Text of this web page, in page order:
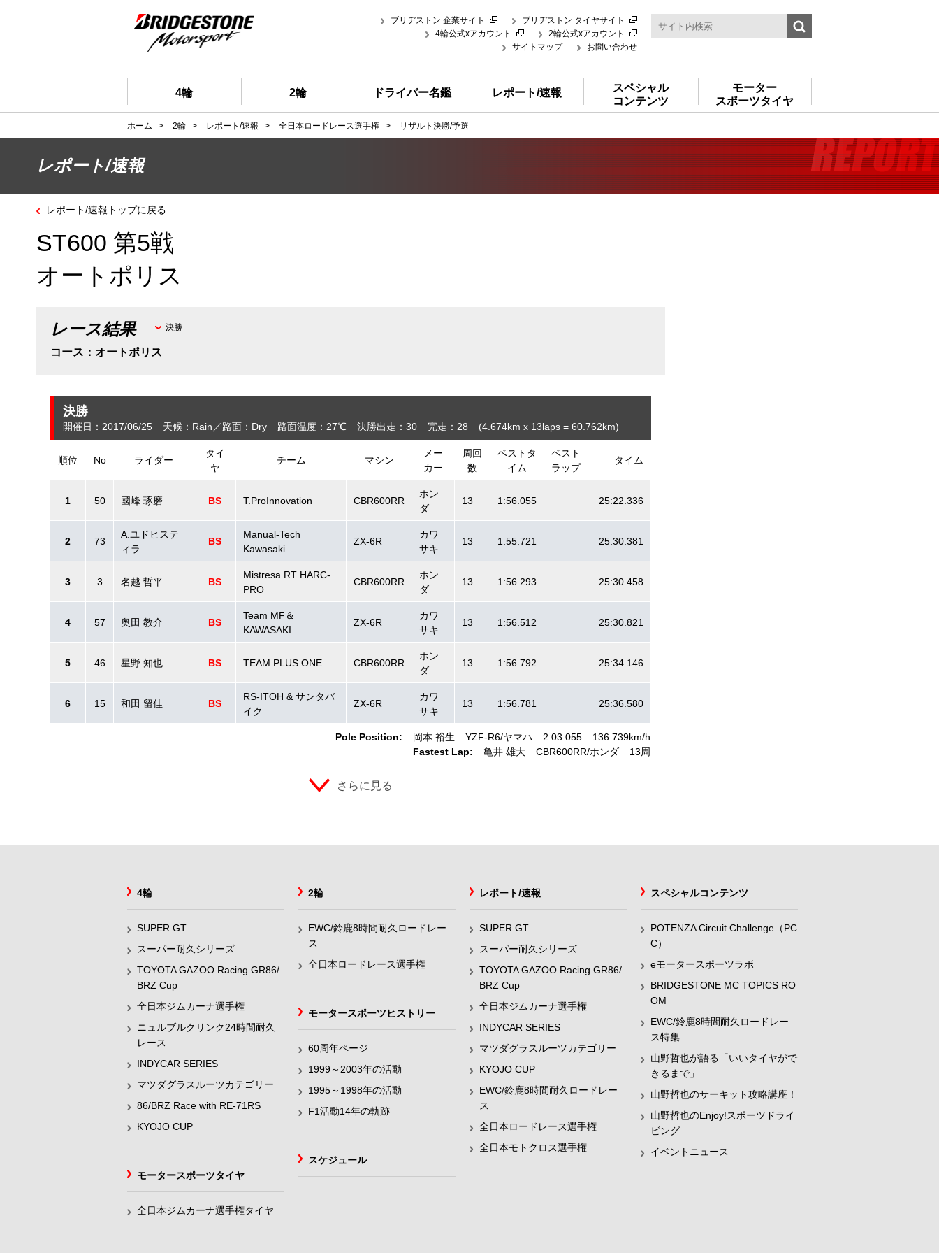
ブリヂストン 企業サイト
ブリヂストン タイヤサイト
4輪公式xアカウント
2輪公式xアカウント
サイトマップ
お問い合わせ
4輪 2輪 ドライバー名鑑 レポート/速報
スペシャル
コンテンツ
モーター
スポーツタイヤ
ホーム > 2輪 > レポート/速報 > 全日本ロードレース選手権 > リザルト決勝/予選
レポート/速報
レポート/速報トップに戻る
ST600 第5戦
オートポリス
レース結果
コース：オートポリス
決勝
決勝
開催日：2017/06/25 天候：Rain 路面：Dry 路面温度：27℃ 決勝出走：30 完走：28 (4.674km x 13laps = 60.762km)
順位 No ライダー
タイ
ヤ
チーム マシン
メー
カー
周回
数
ベストタ
イム
ベスト
ラップ
タイム
Pole Position: 岡本 裕生 YZF-R6 ヤマハ 2:03.055
136.739km/h
Fastest Lap:
亀井 雄大 CBR600RR ホンダ 13周
1 50 國峰 琢磨 BS T.ProInnovation CBR600RR
ホン
ダ
13 1:56.055 25:22.336
2 73
A.ユドヒステ
ィラ
BS
Manual-Tech
Kawasaki
ZX-6R
カワ
サキ
13 1:55.721 25:30.381
3 3 名越 哲平 BS
Mistresa RT HARC-
PRO
CBR600RR
ホン
ダ
13 1:56.293 25:30.458
4 57 奥田 教介 BS
Team MF＆
KAWASAKI
ZX-6R
カワ
サキ
13 1:56.512 25:30.821
5 46 星野 知也 BS TEAM PLUS ONE CBR600RR
ホン
ダ
13 1:56.792 25:34.146
6 15 和田 留佳 BS
RS-ITOH & サンタバ
イク
ZX-6R
カワ
サキ
13 1:56.781 25:36.580
さらに見る
4輪
SUPER GT
スーパー耐久シリーズ
TOYOTA GAZOO Racing GR86/
BRZ Cup
全日本ジムカーナ選手権
ニュルブルクリンク24時間耐久
レース
INDYCAR SERIES
マツダグラスルーツカテゴリー
86/BRZ Race with RE-71RS
KYOJO CUP
2輪
EWC/鈴鹿8時間耐久ロードレー
ス
全日本ロードレース選手権
レポート/速報
SUPER GT
スーパー耐久シリーズ
TOYOTA GAZOO Racing GR86/
BRZ Cup
全日本ジムカーナ選手権
INDYCAR SERIES
マツダグラスルーツカテゴリー
KYOJO CUP
EWC/鈴鹿8時間耐久ロードレー
ス
全日本ロードレース選手権
全日本モトクロス選手権
スペシャルコンテンツ
POTENZA Circuit Challenge（PC
C）
eモータースポーツラボ
BRIDGESTONE MC TOPICS RO
OM
EWC/鈴鹿8時間耐久ロードレー
ス特集
山野哲也が語る「いいタイヤがで
きるまで」
山野哲也のサーキット攻略講座！
山野哲也のEnjoy!スポーツドライ
ビング
イベントニュース
モータースポーツヒストリー
60周年ページ
1999～2003年の活動
1995～1998年の活動
F1活動14年の軌跡
スケジュール
モータースポーツタイヤ
全日本ジムカーナ選手権タイヤ